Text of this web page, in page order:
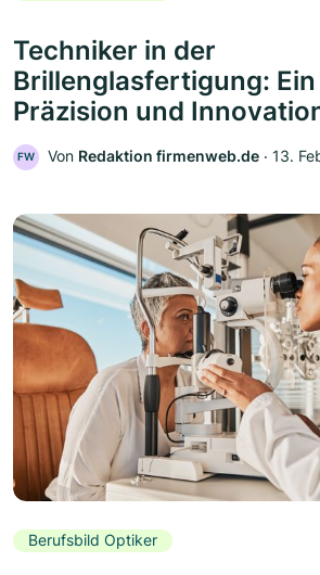
Techniker in der
Brillenglasfertigung:
Präzision und
FW Von Redaktion firmenweb.de ‧ 13.
Berufsbild Optiker